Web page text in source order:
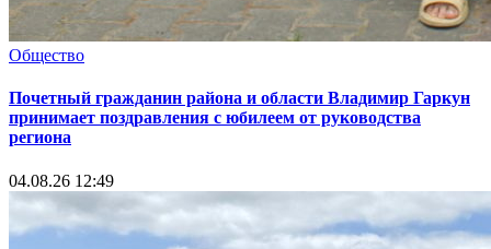
Общество
Почетный гражданин района и области Владимир Гаркун
принимает поздравления с юбилеем от руководства
региона
04.08.26 12:49